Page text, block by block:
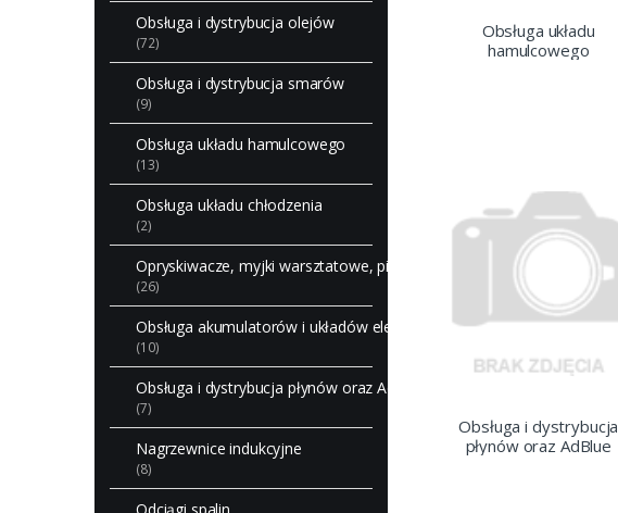
Obsługa i dystrybucja olejów
(72)
Obsługa i dystrybucja smarów
(9)
Obsługa układu hamulcowego
(13)
Obsługa układu chłodzenia
(2)
Opryskiwacze, myjki warsztatowe, piaskarki
(26)
Obsługa akumulatorów i układów elektrycznych
(10)
Obsługa i dystrybucja płynów oraz AdBlue
(7)
Nagrzewnice indukcyjne
(8)
Obsługa układu
hamulcowego
Obsługa i dystrybucja
płynów oraz AdBlue